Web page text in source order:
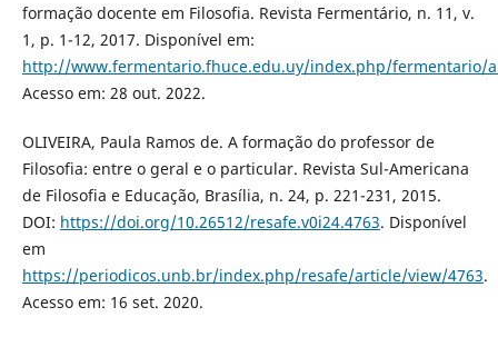
formação docente em Filosofia. Revista Fermentário, n. 11, v.
1, p. 1-12, 2017. Disponível em:
http://www.fermentario.fhuce.edu.uy/index.php/fermentario/
Acesso em: 28 out. 2022.
OLIVEIRA, Paula Ramos de. A formação do professor de
Filosofia: entre o geral e o particular. Revista Sul-Americana
de Filosofia e Educação, Brasília, n. 24, p. 221-231, 2015.
DOI: https://doi.org/10.26512/resafe.v0i24.4763. Disponível
em
https://periodicos.unb.br/index.php/resafe/article/view/4763.
Acesso em: 16 set. 2020.